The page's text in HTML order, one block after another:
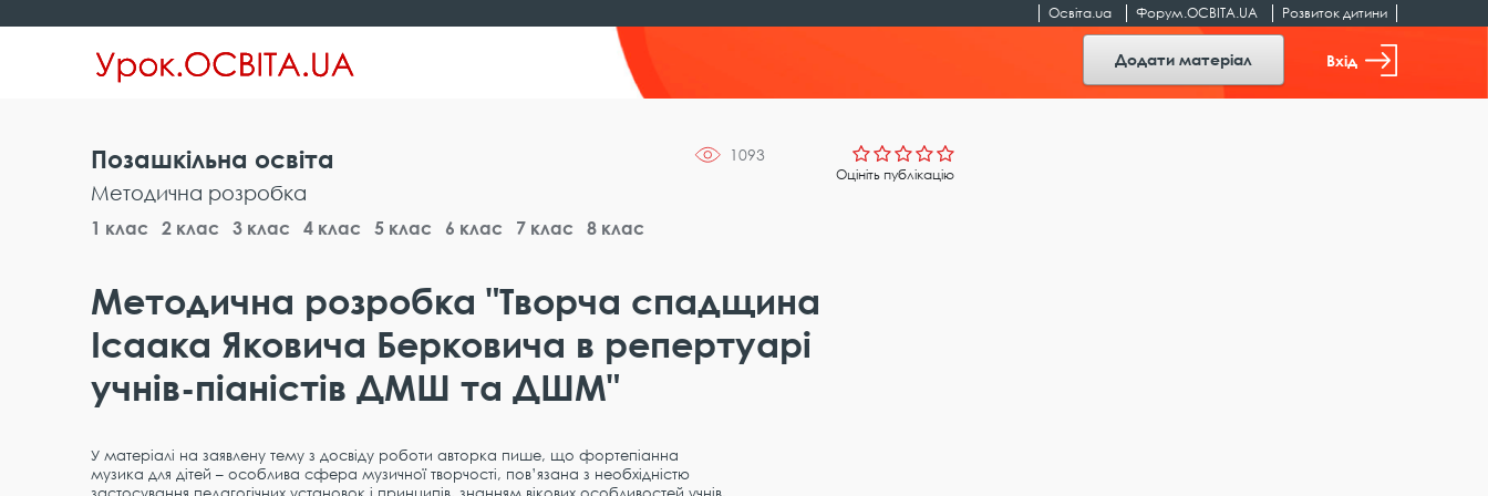
Освіта.ua Форум.ОСВІТА.UA Розвиток дитини
Додати матеріал Вхід
1093
Оцініть публікацію
Позашкільна освіта
Методична розробка
1 клас 2 клас 3 клас 4 клас 5 клас 6 клас 7 клас 8 клас
Методична розробка "Творча спадщина
Ісаака Яковича Берковича в репертуарі
учнів-піаністів ДМШ та ДШМ"
У матеріалі на заявлену тему з досвіду роботи авторка пише, що фортепіанна
музика для дітей – особлива сфера музичної творчості, пов’язана з необхідністю